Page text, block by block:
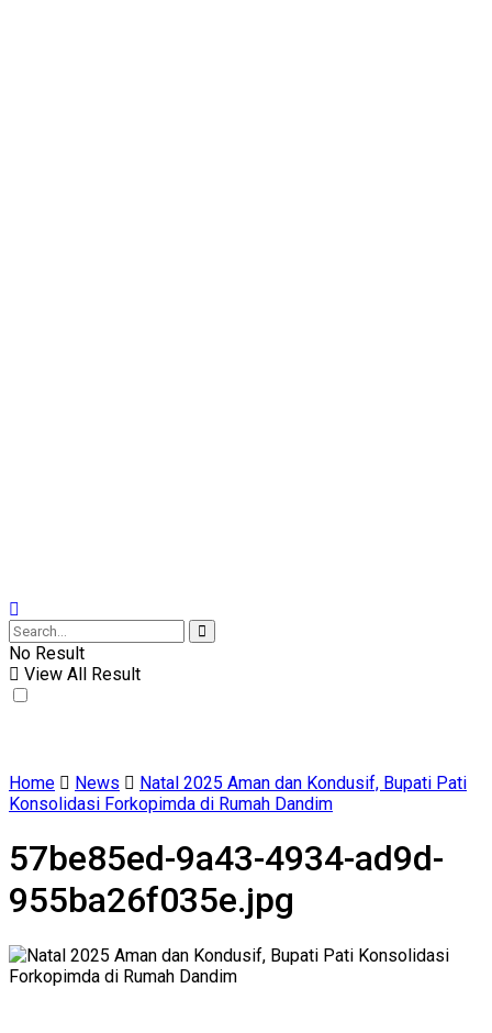
No Result
View All Result
Home News
Natal 2025 Aman dan Kondusif, Bupati Pati
Konsolidasi Forkopimda di Rumah Dandim
57be85ed-9a43-4934-ad9d-
955ba26f035e.jpg